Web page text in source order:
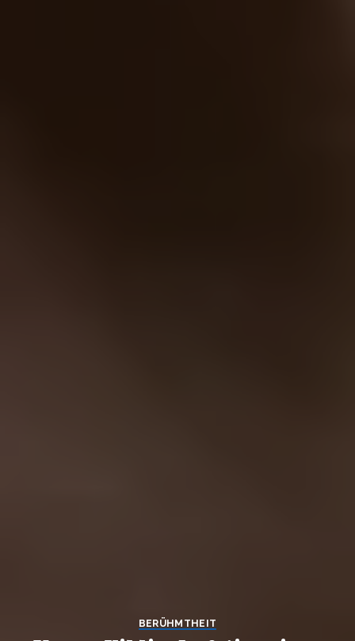
BERÜHMTHEIT